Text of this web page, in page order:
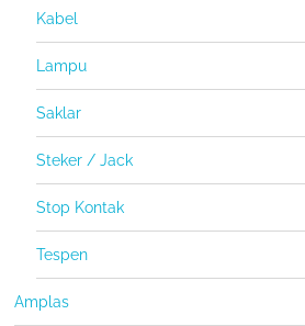
Kabel
Lampu
Saklar
Steker / Jack
Stop Kontak
Tespen
Amplas